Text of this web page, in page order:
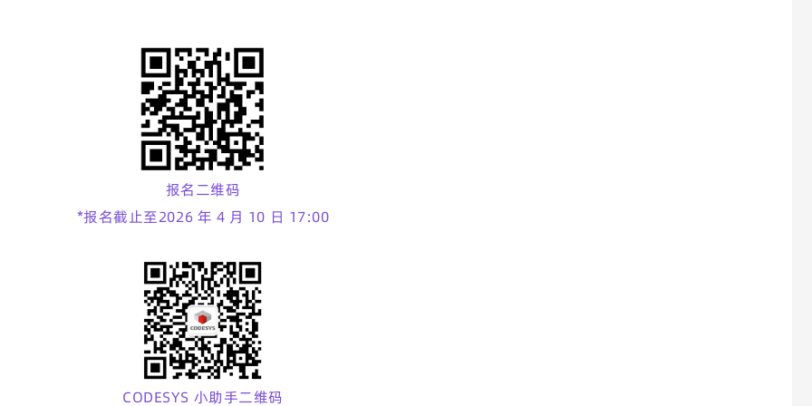
报名二维码
*报名截止至2026 年 4 月 10 日 17:00
CODESYS 小助手二维码